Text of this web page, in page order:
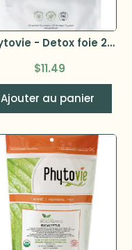
Phytovie - Detox foie 25 sachets
$11.49
Ajouter au panier